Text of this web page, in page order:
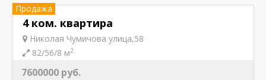
Продажа
4 ком. квартира
Николая Чумичова улица,58
82/56/8 м2
7600000 руб.